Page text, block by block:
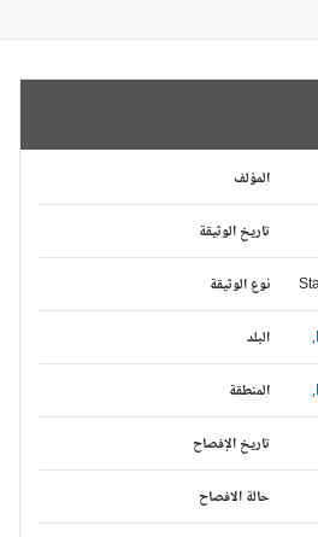
المؤلف
تاريخ الوثيقة
نوع الوثيقة
البلد
المنطقة
تاريخ الإفصاح
حالة الافصاح